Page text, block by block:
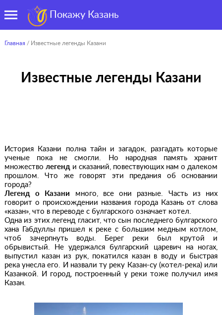
Покажу Казань
Главная / Известные легенды Казани
Известные легенды Казани
История Казани полна тайн и загадок, разгадать которые
ученые пока не смогли. Но народная память хранит
множество легенди сказаний, повествующих нам о далеком
прошлом. Что же говорят эти предания об основании
города?
Легенд о Казани много, все они разные. Часть из них
говорит о происхождении названия города Казань от слова
«казан», что в переводе с булгарского означает котел.
Одна из этих легенд гласит, что сын последнего булгарского
хана Габдуллы пришел к реке с большим медным котлом,
чтоб зачерпнуть воды. Берег реки был крутой и
обрывистый. Не удержался булгарский царевич на ногах,
выпустил казан из рук, покатился казан в воду и быстрая
река унесла его. И назвали ту реку Казан-су (котел-река) или
Казанкой. И город, построенный у реки тоже получил имя
Казан.